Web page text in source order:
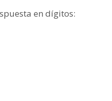
en dígitos: